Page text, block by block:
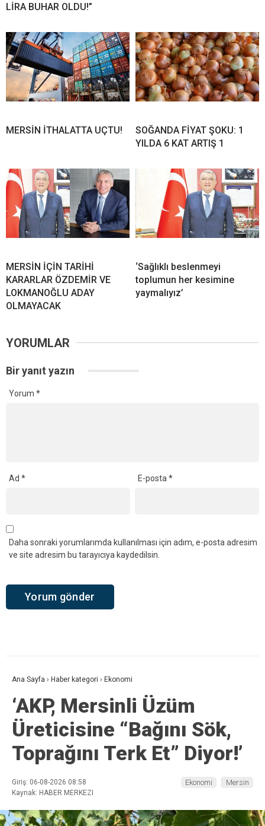
LİRA BUHAR OLDU!”
MERSİN İTHALATTA UÇTU!
SOĞANDA FİYAT ŞOKU: 1
YILDA 6 KAT ARTIŞ 1
MERSİN İÇİN TARİHİ
KARARLAR ÖZDEMİR VE
LOKMANOĞLU ADAY
OLMAYACAK
‘Sağlıklı beslenmeyi
toplumun her kesimine
yaymalıyız’
YORUMLAR
Bir yanıt yazın
Yorum *
Ad * E-posta*
Daha sonraki yorumlarımda kullanılması için adım, e-posta adresim
ve site adresim bu tarayıcıya kaydedilsin.
Ana Sayfa › Haber kategori › Ekonomi
‘AKP, Mersinli Üzüm
Üreticisine “Bağını Sök,
Toprağını Terk Et” Diyor!’
Giriş: 06-08-2026 08:58
Kaynak: HABER MERKEZI
Ekonomi Mersin